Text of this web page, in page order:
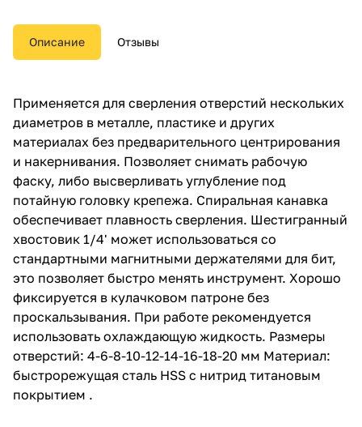
Размеры: 0.08м x 0.05м x 0.06м
Вес: 0.07кг
Описание Отзывы
Применяется для сверления отверстий нескольких
диаметров в металле, пластике и других
материалах без предварительного центрирования
и накернивания. Позволяет снимать рабочую
фаску, либо высверливать углубление под
потайную головку крепежа. Спиральная канавка
обеспечивает плавность сверления. Шестигранный
хвостовик 1/4' может использоваться со
стандартными магнитными держателями для бит,
это позволяет быстро менять инструмент. Хорошо
фиксируется в кулачковом патроне без
проскальзывания. При работе рекомендуется
использовать охлаждающую жидкость. Размеры
отверстий: 4-6-8-10-12-14-16-18-20 мм Материал:
быстрорежущая сталь HSS с нитрид титановым
покрытием .